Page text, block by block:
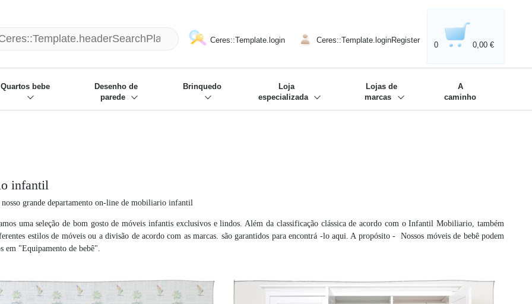
Ceres::Template.login Ceres::Template.loginRegister
0 0,00 €
Quartos bebe
Desenho de
parede
Brinquedo
Loja
especializada
Lojas de
marcas
A
caminho
infantil
grande departamento on-line de mobiliario infantil
uma seleção de bom gosto de móveis infantis exclusivos e lindos. Além da classificação clássica de acordo com o Infantil Mobiliario, também
estilos de móveis ou a divisão de acordo com as marcas. são garantidos para encontrá -lo aqui. A propósito - Nossos móveis de bebê podem
em "Equipamento de bebê".